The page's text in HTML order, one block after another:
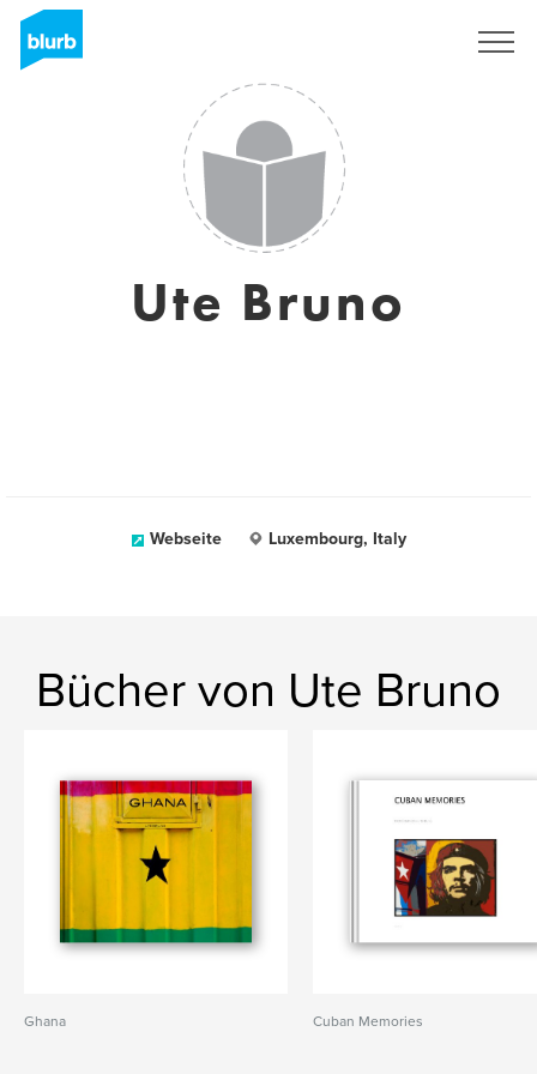
Ute Bruno
Webseite Luxembourg, Italy
Bücher von Ute Bruno
Ghana Cuban Memories